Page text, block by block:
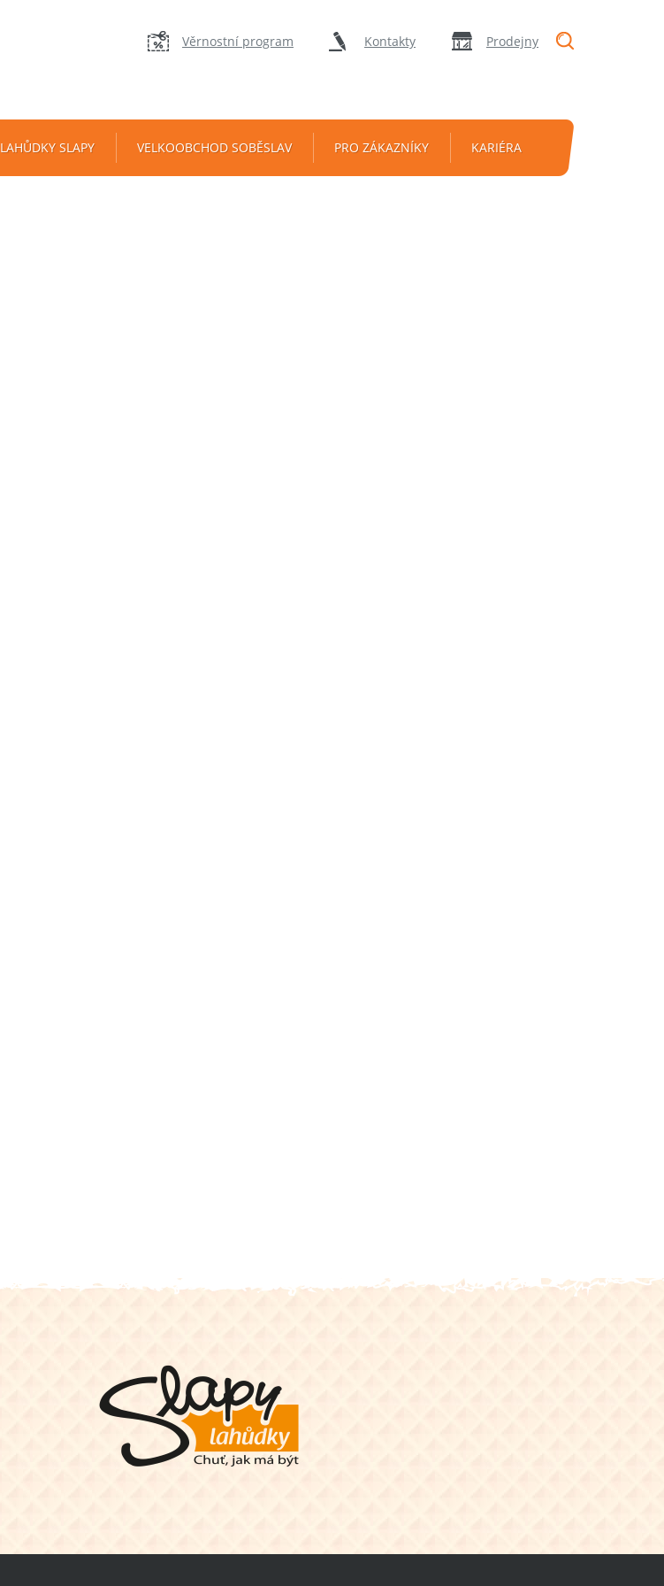
Věrnostní program Kontakty Prodejny
LAHŮDKY SLAPY VELKOOBCHOD SOBĚSLAV PRO ZÁKAZNÍKY KARIÉRA